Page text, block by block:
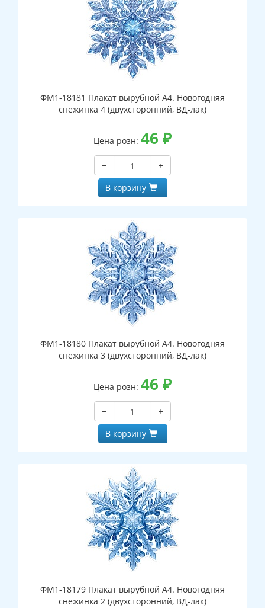
ФМ1-18181 Плакат вырубной А4. Новогодняя
снежинка 4 (двухсторонний, ВД-лак)
Цена розн: 46 ₽
−
+
В корзину
ФМ1-18180 Плакат вырубной А4. Новогодняя
снежинка 3 (двухсторонний, ВД-лак)
Цена розн: 46 ₽
−
+
В корзину
ФМ1-18179 Плакат вырубной А4. Новогодняя
снежинка 2 (двухсторонний, ВД-лак)